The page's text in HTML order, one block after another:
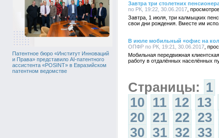
Патентное бюро «Институт Инноваций
и Права» представило AI-патентного
ассистента «POSINT» в Евразийском
патентном ведомстве
Завтра три столетних
по РК, 19:22, 30.06.2017
Завтра, 1 июля, три калмыцких
свои дни рождения. Вместе им
В июле мобильный «офис на
ОПФР по РК, 19:21, 30.06.2017
Мобильная передвижная
работу в отдалённых населённых
Страницы: 1
10 11 12 13
20 21 22 23
30 31 32 33